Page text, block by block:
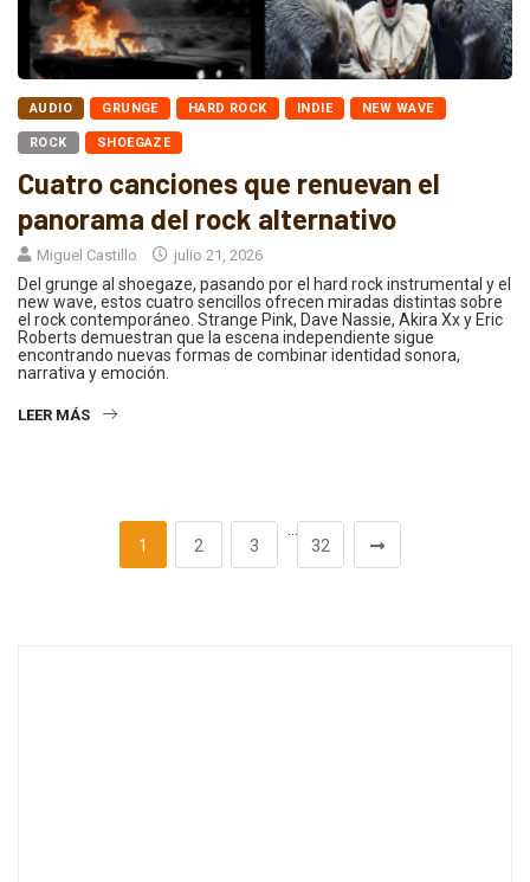
AUDIO GRUNGE HARD ROCK INDIE NEW WAVE
ROCK SHOEGAZE
Cuatro canciones que renuevan el
panorama del rock alternativo
Miguel Castillo julio 21, 2026
Del grunge al shoegaze, pasando por el hard rock instrumental y el
new wave, estos cuatro sencillos ofrecen miradas distintas sobre
el rock contemporáneo. Strange Pink, Dave Nassie, Akira Xx y Eric
Roberts demuestran que la escena independiente sigue
encontrando nuevas formas de combinar identidad sonora,
narrativa y emoción.
LEER MÁS
1 2 3
32